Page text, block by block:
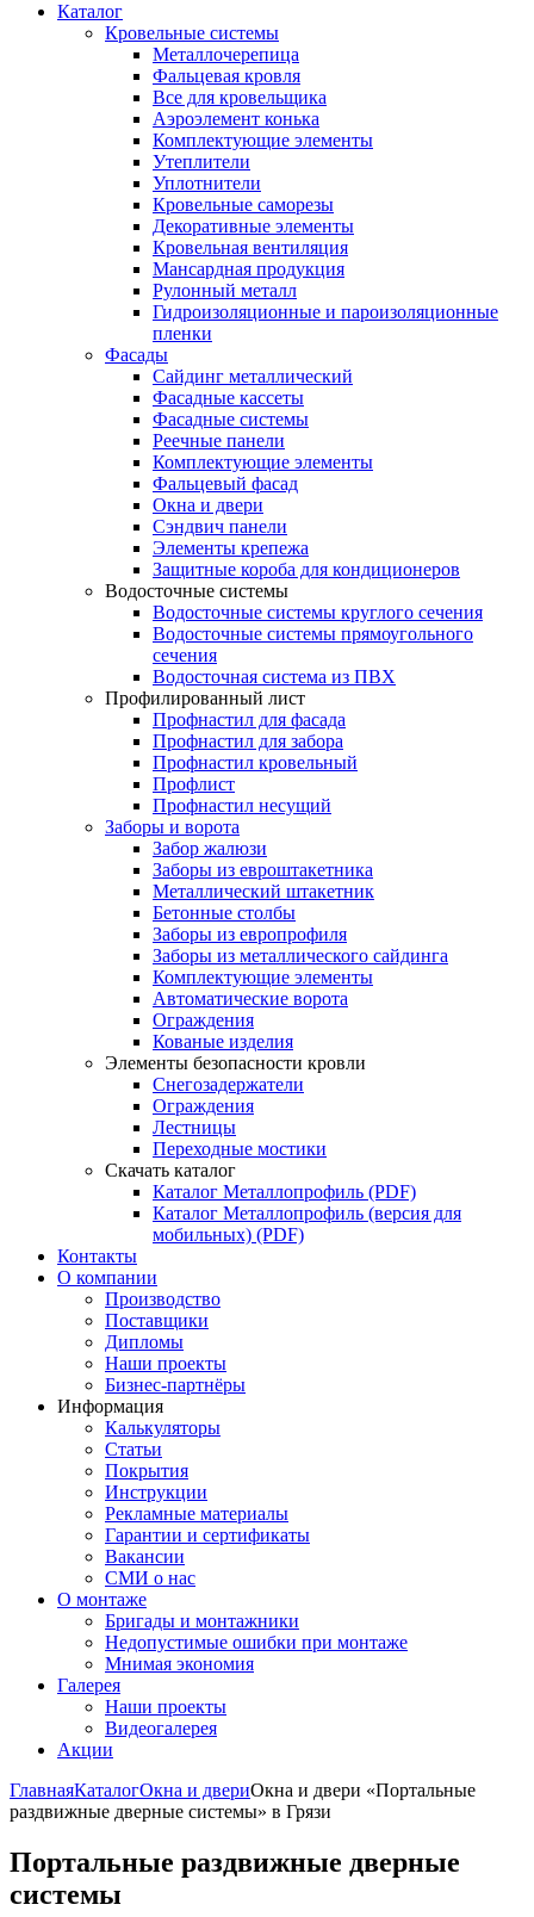
Каталог
Кровельные системы
Металлочерепица
Фальцевая кровля
Все для кровельщика
Аэроэлемент конька
Комплектующие элементы
Утеплители
Уплотнители
Кровельные саморезы
Декоративные элементы
Кровельная вентиляция
Мансардная продукция
Рулонный металл
Гидроизоляционные и пароизоляционные
пленки
Фасады
Сайдинг металлический
Фасадные кассеты
Фасадные системы
Реечные панели
Комплектующие элементы
Фальцевый фасад
Окна и двери
Сэндвич панели
Элементы крепежа
Защитные короба для кондиционеров
Водосточные системы
Водосточные системы круглого сечения
Водосточные системы прямоугольного
сечения
Водосточная система из ПВХ
Профилированный лист
Профнастил для фасада
Профнастил для забора
Профнастил кровельный
Профлист
Профнастил несущий
Заборы и ворота
Забор жалюзи
Заборы из евроштакетника
Металлический штакетник
Бетонные столбы
Заборы из европрофиля
Заборы из металлического сайдинга
Комплектующие элементы
Автоматические ворота
Ограждения
Кованые изделия
Элементы безопасности кровли
Снегозадержатели
Ограждения
Лестницы
Переходные мостики
Скачать каталог
Каталог Металлопрофиль (PDF)
Каталог Металлопрофиль (версия для
мобильных) (PDF)
Контакты
О компании
Производство
Поставщики
Дипломы
Наши проекты
Бизнес-партнёры
Информация
Калькуляторы
Статьи
Покрытия
Инструкции
Рекламные материалы
Гарантии и сертификаты
Вакансии
СМИ о нас
О монтаже
Бригады и монтажники
Недопустимые ошибки при монтаже
Мнимая экономия
Галерея
Наши проекты
Видеогалерея
Акции
ГлавнаяКаталогОкна и двериОкна и двери «Портальные
раздвижные дверные системы» в Грязи
Портальные раздвижные дверные
системы